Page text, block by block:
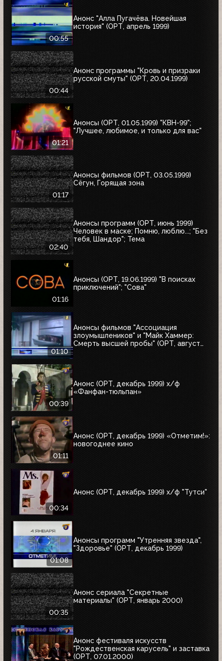
00:55
Анонс "Алла Пугачёва. Новейшая
история" (ОРТ, апрель 1999)
00:44
Анонс программы "Кровь и призраки
русской смуты" (ОРТ, 20.04.1999)
01:21
Анонсы (ОРТ, 01.05.1999) "КВН-99";
"Лучшее, любимое, и только для вас"
01:17
Анонсы фильмов (ОРТ, 03.05.1999)
Сёгун, Горящая зона
02:40
Анонсы программ (ОРТ, июнь 1999)
Человек в маске; Помню, люблю...; "Без
тебя, Шандор"; Тема
01:16
Анонсы (ОРТ, 19.06.1999) "В поисках
приключений"; "Сова"
01:10
Анонсы фильмов "Ассоциация
злоумышлеников" и "Майк Хаммер:
Смерть высшей пробы" (ОРТ, август
00:39
Анонс (ОРТ, декабрь 1999) х/ф
«Фанфан-тюльпан»
01:11
Анонс (ОРТ, декабрь 1999) «Отметим!»:
новогоднее кино
00:34
Анонс (ОРТ, декабрь 1999) х/ф "Тутси"
01:08
Анонсы программ "Утренняя звезда",
"Здоровье" (ОРТ, декабрь 1999)
00:35
Анонс сериала "Секретные
материалы" (ОРТ, январь 2000)
Анонс фестиваля искусств
"Рождественская карусель" и заставка
(ОРТ, 07.01.2000)